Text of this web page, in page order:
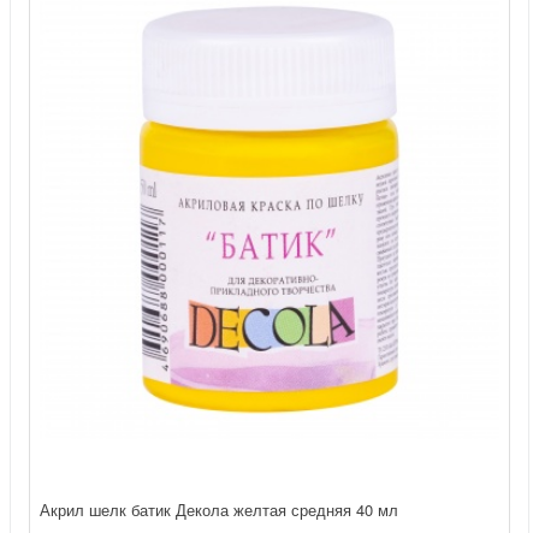
Акрил шелк батик Декола желтая средняя 40 мл